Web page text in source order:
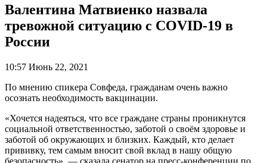
Валентина Матвиенко назвала
тревожной ситуацию с COVID-19 в
России
10:57 Июнь 22, 2021
По мнению спикера Совфеда, гражданам очень важно
осознать необходимость вакцинации.
«Хочется надеяться, что все граждане страны проникнутся
социальной ответственностью, заботой о своём здоровье и
заботой об окружающих и близких. Каждый, кто делает
прививку, тем самым вносит свой вклад в нашу общую
безопасность», — сказала сенатор на пресс-конференции по